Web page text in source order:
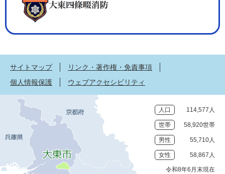
サイトマップ
リンク・著作権・免責事項
個人情報保護
ウェブアクセシビリティ
人口 114,577人
世帯 58,920世帯
男性 55,710人
女性 58,867人
令和8年6月末現在